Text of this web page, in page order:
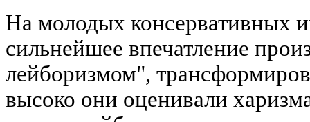
На молодых консервативных
сильнейшее впечатление
лейборизмом",
высоко они оценивали